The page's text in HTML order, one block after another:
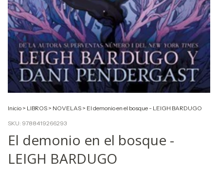
Inicio > LIBROS > NOVELAS > El demonio en el bosque - LEIGH BARDUGO
SKU: 9788419266293
El demonio en el bosque -
LEIGH BARDUGO